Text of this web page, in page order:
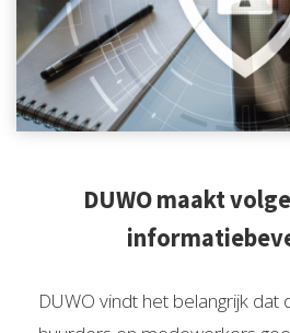
DUWO maakt
DUWO vindt het belangrijk dat